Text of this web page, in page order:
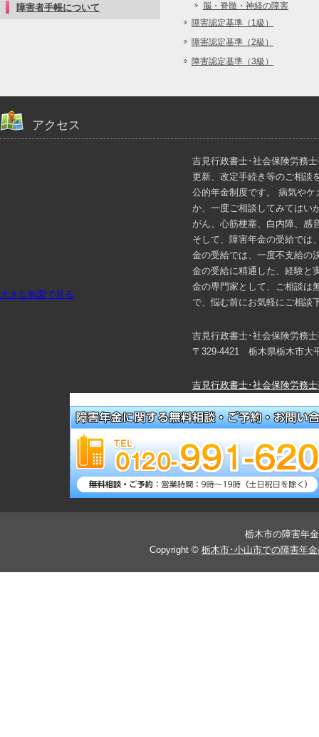
障害者手帳について
脳・脊髄・神経の障害
障害認定基準（1級）
障害認定基準（2級）
障害認定基準（3級）
アクセス
大きな地図で見る
吉見行政書士･社会保険労務
更新、改定手続き等のご相談
公的年金制度です。 病気や
か、一度ご相談してみてはい
がん、心筋梗塞、白内障、感
そして、障害年金の受給では
金の受給では、一度不支給の
金の受給に精通した、経験と
金の専門家として、ご相談は
で、悩む前にお気軽にご相談
吉見行政書士･社会保険労務
〒329-4421 栃木県栃木市大
吉見行政書士･社会保険労務
栃木市の障害年
Copyright © 栃木市･小山市での障害年